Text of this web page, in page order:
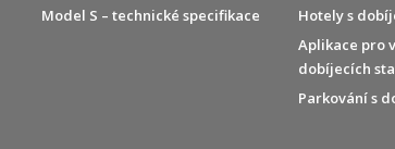
Model S – technické specifikace
Hotely s
Aplikace pro
dobíjecích
Parkování s